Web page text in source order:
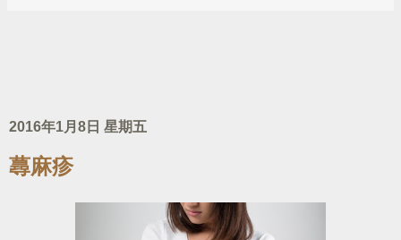
2016年1月8日 星期五
蕁麻疹